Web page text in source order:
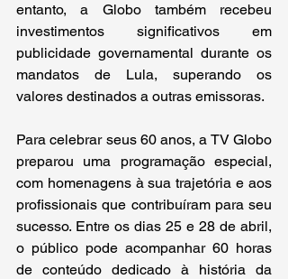
entanto, a Globo também recebeu
investimentos significativos em
publicidade governamental durante os
mandatos de Lula, superando os
valores destinados a outras emissoras.
Para celebrar seus 60 anos, a TV Globo
preparou uma programação especial,
com homenagens à sua trajetória e aos
profissionais que contribuíram para seu
sucesso. Entre os dias 25 e 28 de abril,
o público pode acompanhar 60 horas
de conteúdo dedicado à história da